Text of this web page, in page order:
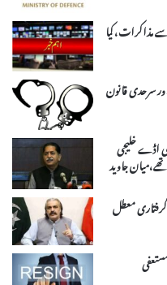
مذاکرات، کیا
سرحدی قانون
اڈے خلیجی
جاوید
معطل